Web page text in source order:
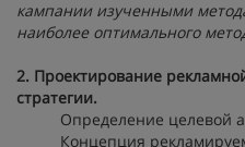
кампании изученными
наиболее оптимального
2. Проектирование
стратегии.
Определение целевой
Концепция